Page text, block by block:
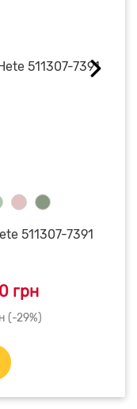
511307-7391
грн
(-29%)